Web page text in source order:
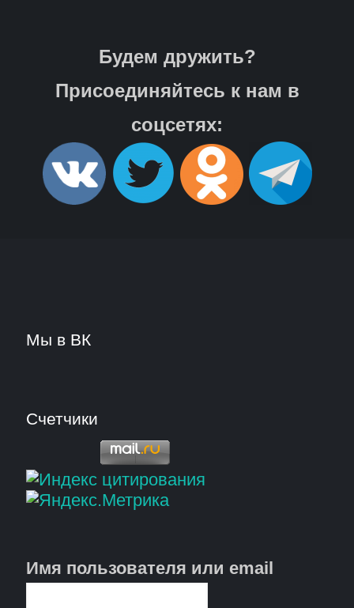
Будем дружить?
Присоединяйтесь к нам в
соцсетях:
Мы в ВК
Счетчики
Имя пользователя или email